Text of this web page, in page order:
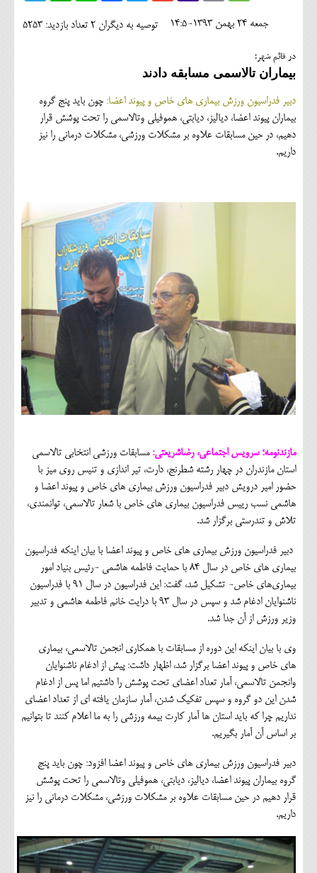
کلینیک
حقوقی
محیط زیست و گردشگری
تعداد بازدید: 5253 توصیه به دیگران 2 جمعه 24 بهمن 1393-14:5
در قائم شهر؛
بیماران تالاسمی مسابقه دادند
دبیر فدراسیون ورزش بیماری های خاص و پیوند اعضا: چون باید پنج گروه
بیماران پیوند اعضا، دیالیز، دیابتی، هموفیلی وتالاسمی را تحت پوشش قرار
دهیم، در حین مسابقات علاوه بر مشکلات ورزشی، مشکلات درمانی را نیز
داریم.
مازندنومه؛ سرویس اجتماعی، رضاشریعتی: مسابقات ورزشی انتخابی تالاسمی
استان مازندران در چهار رشته شطرنج، دارت، تیر اندازی و تنیس روی میز با
حضور امیر درویش دبیر فدراسیون ورزش بیماری های خاص و پیوند اعضا و
هاشمی نسب رییس فدراسیون بیماری های خاص با شعار تالاسمی، توانمندی،
تلاش و تندرستی برگزار شد.
دبیر فدراسیون ورزش بیماری های خاص و پیوند اعضا با بیان اینکه فدراسیون
بیماری های خاص در سال 84 با حمایت فاطمه هاشمی -رئیس بنیاد امور
بیماری‌های خاص- تشکیل شد، گفت: این فدراسیون در سال 91 با فدراسیون
ناشنوایان ادغام شد و سپس در سال 93 با درایت خانم فاطمه هاشمی و تدبیر
وزیر ورزش از آن جدا شد.
وی با بیان اینکه این دوره از مسابقات با همکاری انجمن تالاسمی، بیماری
های خاص و پیوند اعضا برگزار شد، اظهار داشت: پیش از ادغام ناشنوایان
وانجمن تالاسمی، آمار تعداد اعضای تحت پوشش را داشتیم اما پس از ادغام
شدن این دو گروه و سپس تفکیک شدن، آمار سازمان یافته ای از تعداد اعضای
نداریم چرا که باید استان ها آمار کارت بیمه ورزشی را به ما اعلام کنند تا بتوانیم
بر اساس آن آمار بگیریم.
دبیر فدراسیون ورزش بیماری های خاص و پیوند اعضا افزود: چون باید پنج
گروه بیماران پیوند اعضا، دیالیز، دیابتی، هموفیلی وتالاسمی را تحت پوشش
قرار دهیم در حین مسابقات علاوه بر مشکلات ورزشی، مشکلات درمانی را نیز
داریم.